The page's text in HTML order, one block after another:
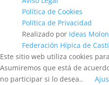
Política de Cookies
Política de Privacidad
Realizado por Ideas
Federación Hípica de
Este sitio web utiliza cookies
Asumiremos que está de
no participar si lo desea..